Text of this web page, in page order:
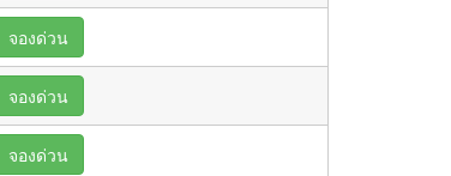
จองด่วน
จองด่วน
จองด่วน